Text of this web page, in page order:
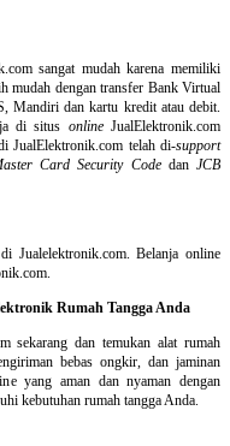
sangat mudah karena memiliki
mudah dengan transfer Bank Virtual
Mandiri dan kartu kredit atau debit.
di situs onlineJualElektronik.com
JualElektronik.com telah di-support
Card Security Codedan JCB
Jualelektronik.com. Belanja online
Rumah Tangga Anda
sekarang dan temukan alat rumah
bebas ongkir, dan jaminan
yang aman dan nyaman dengan
kebutuhan rumah tangga Anda.